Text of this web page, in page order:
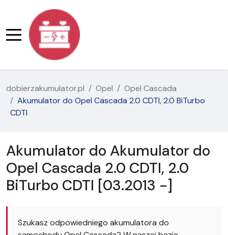
dobierzakumulator.pl Opel
Opel Cascada
Akumulator do Opel Cascada 2.0 CDTI, 2.0 BiTurbo
CDTI
Akumulator do Akumulator do
Opel Cascada 2.0 CDTI, 2.0
BiTurbo CDTI [03.2013 -]
Szukasz odpowiedniego akumulatora do